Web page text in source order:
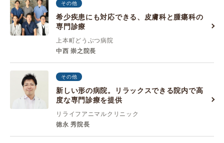
その他
希少疾患にも対応できる、皮膚科と腫瘍科の
専門診療
上本町どうぶつ病院
中西 崇之院長
その他
新しい形の病院。リラックスできる院内で高
度な専門診療を提供
リライフアニマルクリニック
徳永 秀院長